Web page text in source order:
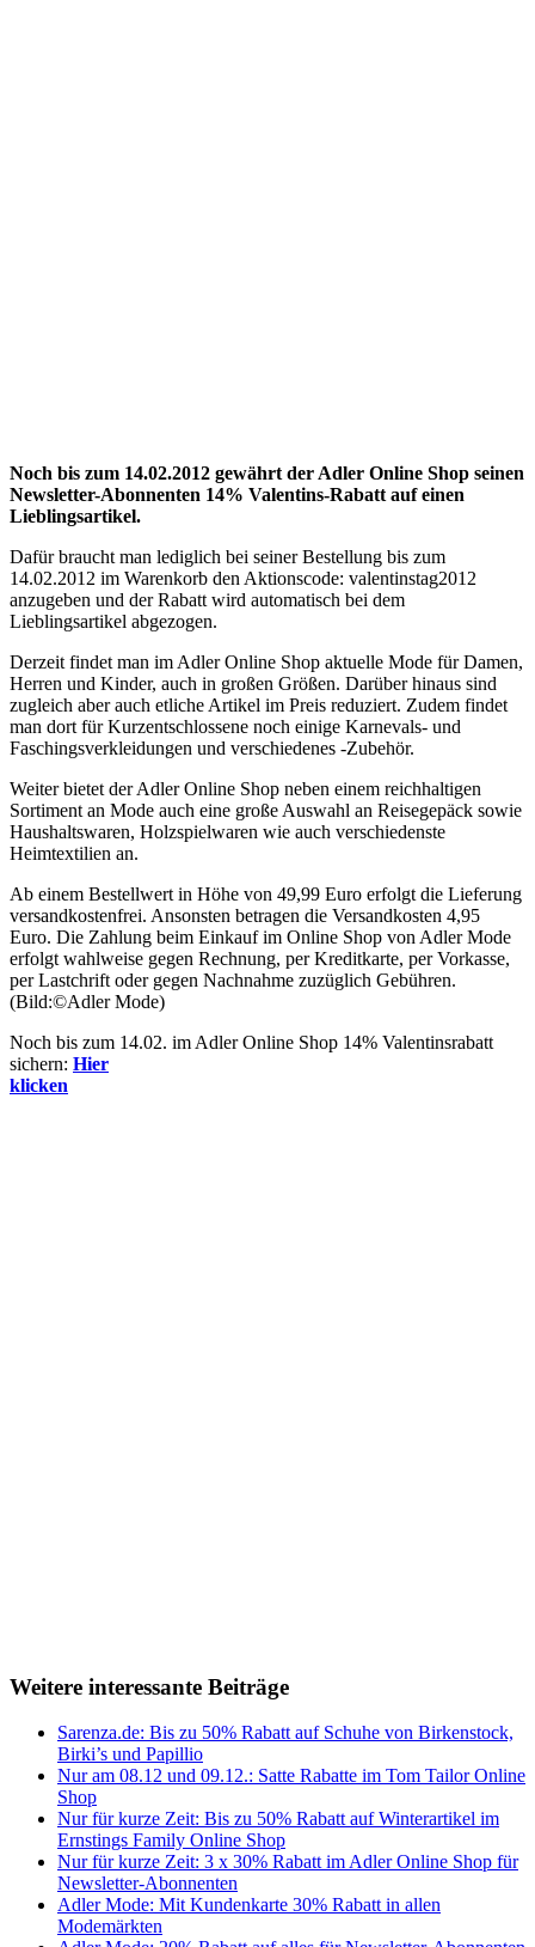
Noch bis zum 14.02.2012 gewährt der Adler Online Shop seinen
Newsletter-Abonnenten 14% Valentins-Rabatt auf einen
Lieblingsartikel.
Dafür braucht man lediglich bei seiner Bestellung bis zum
14.02.2012 im Warenkorb den Aktionscode: valentinstag2012
anzugeben und der Rabatt wird automatisch bei dem
Lieblingsartikel abgezogen.
Derzeit findet man im Adler Online Shop aktuelle Mode für Damen,
Herren und Kinder, auch in großen Größen. Darüber hinaus sind
zugleich aber auch etliche Artikel im Preis reduziert. Zudem findet
man dort für Kurzentschlossene noch einige Karnevals- und
Faschingsverkleidungen und verschiedenes -Zubehör.
Weiter bietet der Adler Online Shop neben einem reichhaltigen
Sortiment an Mode auch eine große Auswahl an Reisegepäck sowie
Haushaltswaren, Holzspielwaren wie auch verschiedenste
Heimtextilien an.
Ab einem Bestellwert in Höhe von 49,99 Euro erfolgt die Lieferung
versandkostenfrei. Ansonsten betragen die Versandkosten 4,95
Euro. Die Zahlung beim Einkauf im Online Shop von Adler Mode
erfolgt wahlweise gegen Rechnung, per Kreditkarte, per Vorkasse,
per Lastchrift oder gegen Nachnahme zuzüglich Gebühren.
(Bild:©Adler Mode)
Noch bis zum 14.02. im Adler Online Shop 14% Valentinsrabatt
sichern: Hier
klicken
Weitere interessante Beiträge
Sarenza.de: Bis zu 50% Rabatt auf Schuhe von Birkenstock,
Birki’s und Papillio
Nur am 08.12 und 09.12.: Satte Rabatte im Tom Tailor Online
Shop
Nur für kurze Zeit: Bis zu 50% Rabatt auf Winterartikel im
Ernstings Family Online Shop
Nur für kurze Zeit: 3 x 30% Rabatt im Adler Online Shop für
Newsletter-Abonnenten
Adler Mode: Mit Kundenkarte 30% Rabatt in allen
Modemärkten